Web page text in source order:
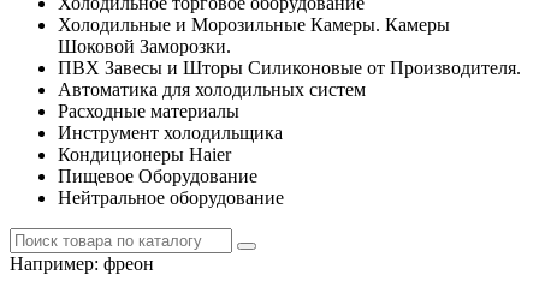
Холодильные и Морозильные Камеры. Камеры
Шоковой Заморозки.
ПВХ Завесы и Шторы Силиконовые от Производителя.
Автоматика для холодильных систем
Расходные материалы
Инструмент холодильщика
Кондиционеры Haier
Пищевое Оборудование
Нейтральное оборудование
Например: фреон